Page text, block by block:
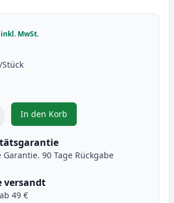
inkl. MwSt.
/Stück
Tasten, um anzupassen
In den Korb
, 4 stück Canon CLI-8
Garantie. 90 Tage Rückgabe
versandt
49 €